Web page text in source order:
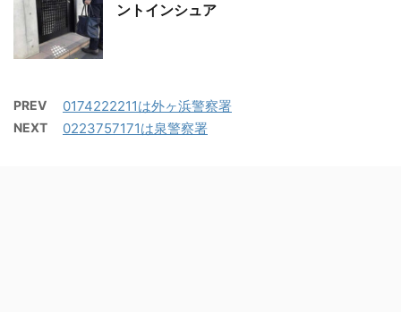
ントインシュア
PREV 0174222211は外ヶ浜警察署
NEXT 0223757171は泉警察署